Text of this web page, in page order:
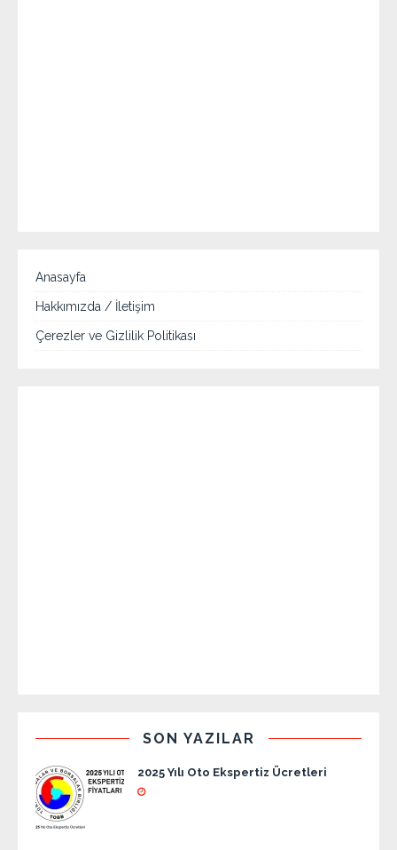
Anasayfa
Hakkımızda / İletişim
Çerezler ve Gizlilik Politikası
SON YAZILAR
2025 Yılı Oto Ekspertiz Ücretleri